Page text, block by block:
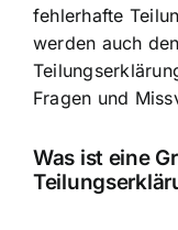
fehlerhafte
werden auch
Fragen und
Was ist eine